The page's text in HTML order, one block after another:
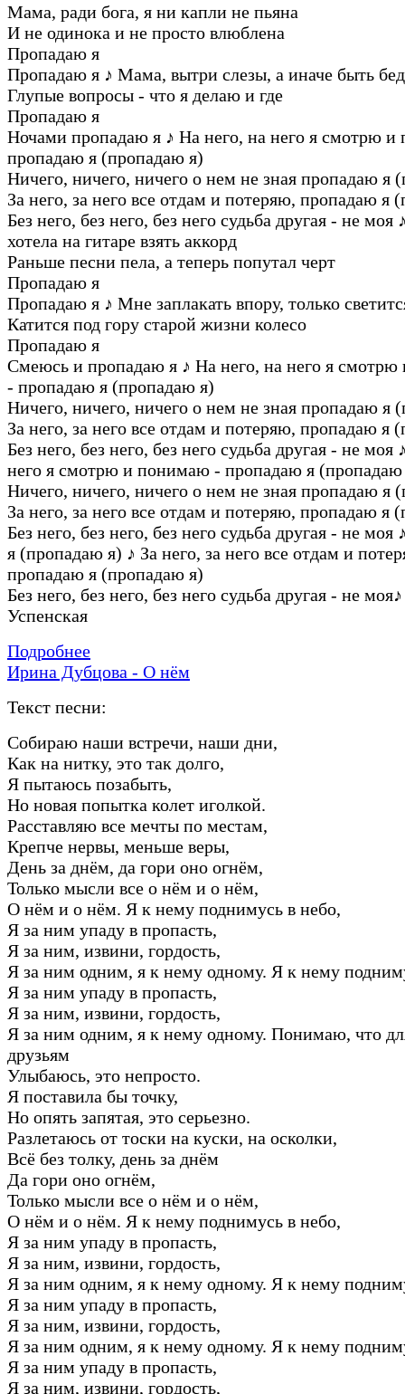
Мама, ради бога, я ни капли не пьяна
И не одинока и не просто влюблена
Пропадаю я
Пропадаю я ♪ Мама, вытри слезы, а иначе быть
Глупые вопросы - что я делаю и где
Пропадаю я
Ночами пропадаю я ♪ На него, на него я смотрю
пропадаю я (пропадаю я)
Ничего, ничего, ничего о нем не зная пропадаю я
За него, за него все отдам и потеряю, пропадаю я
Без него, без него, без него судьба другая - не моя
хотела на гитаре взять аккорд
Раньше песни пела, а теперь попутал черт
Пропадаю я
Пропадаю я ♪ Мне заплакать впору, только
Катится под гору старой жизни колесо
Пропадаю я
Смеюсь и пропадаю я ♪ На него, на него я
- пропадаю я (пропадаю я)
Ничего, ничего, ничего о нем не зная пропадаю я
За него, за него все отдам и потеряю, пропадаю я
Без него, без него, без него судьба другая - не моя
него я смотрю и понимаю - пропадаю я (пропадаю
Ничего, ничего, ничего о нем не зная пропадаю я
За него, за него все отдам и потеряю, пропадаю я
Без него, без него, без него судьба другая - не моя
я (пропадаю я) ♪ За него, за него все отдам и
пропадаю я (пропадаю я)
Без него, без него, без него судьба другая - не моя♪
Успенская
Подробнее
Ирина Дубцова - О нём
Текст песни:
Собираю наши встречи, наши дни,
Как на нитку, это так долго,
Я пытаюсь позабыть,
Но новая попытка колет иголкой.
Расставляю все мечты по местам,
Крепче нервы, меньше веры,
День за днём, да гори оно огнём,
Только мысли все о нём и о нём,
О нём и о нём. Я к нему поднимусь в небо,
Я за ним упаду в пропасть,
Я за ним, извини, гордость,
Я за ним одним, я к нему одному. Я к нему
Я за ним упаду в пропасть,
Я за ним, извини, гордость,
Я за ним одним, я к нему одному. Понимаю, что
друзьям
Улыбаюсь, это непросто.
Я поставила бы точку,
Но опять запятая, это серьезно.
Разлетаюсь от тоски на куски, на осколки,
Всё без толку, день за днём
Да гори оно огнём,
Только мысли все о нём и о нём,
О нём и о нём. Я к нему поднимусь в небо,
Я за ним упаду в пропасть,
Я за ним, извини, гордость,
Я за ним одним, я к нему одному. Я к нему
Я за ним упаду в пропасть,
Я за ним, извини, гордость,
Я за ним одним, я к нему одному. Я к нему
Я за ним упаду в пропасть,
Я за ним, извини, гордость,